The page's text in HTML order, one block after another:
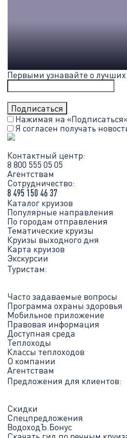
Первыми узнавайте о
Нажимая на
Я согласен получать
Контактный центр:
8 800 555 05 05
Агентствам
Сотрудничество:
8 495 150 46 37
Каталог круизов
Популярные направления
По городам отправления
Тематические круизы
Круизы выходного дня
Карта круизов
Экскурсии
Туристам:
Часто задаваемые вопросы
Программа охраны здоровья
Мобильное приложение
Правовая информация
Доступная среда
Теплоходы
Классы теплоходов
О компании
Агентствам
Предложения для клиентов:
Скидки
Спецпредложения
ВодоходЪ.Бонус